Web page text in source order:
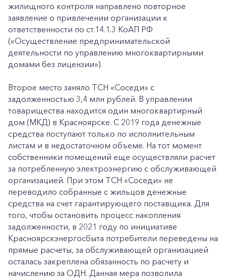
жилищного контроля направлено повторное
заявление о привлечении организации к
ответственности по ст.14.1.3 КоАП РФ
(«Осуществление предпринимательской
деятельности по управлению многоквартирными
домами без лицензии»).
Второе место заняло ТСН «Соседи» с
задолженностью 3,4 млн рублей. В управлении
товарищества находится один многоквартирный
дом (МКД) в Красноярске. С 2019 года денежные
средства поступают только по исполнительным
листам и в недостаточном объеме. На тот момент
собственники помещений еще осуществляли расчет
за потребленную электроэнергию с обслуживающей
организацией. При этом ТСН «Соседи» не
переводило собранные с жильцов денежные
средства на счет гарантирующего поставщика. Для
того, чтобы остановить процесс накопления
задолженности, в 2021 году по инициативе
Красноярскэнергосбыта потребители переведены на
прямые расчеты, за обслуживающей организацией
осталась закреплена обязанность по расчету и
начислению за ОДН. Данная мера позволила